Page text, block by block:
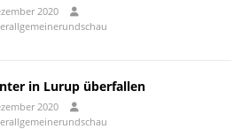
2020
in Lurup überfallen
2020